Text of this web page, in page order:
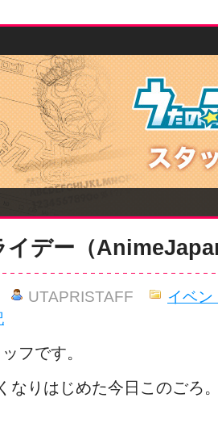
イデー（
UTAPRISTAFF
イベン
フです。
なりはじめた今日このごろ